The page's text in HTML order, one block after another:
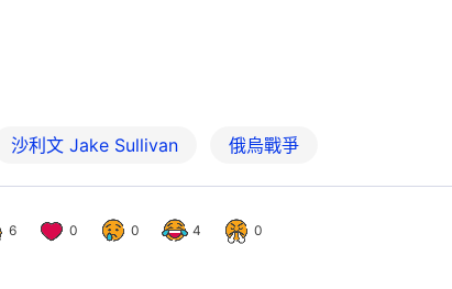
沙利文 Jake Sullivan 俄烏戰爭
6 0 0 4 0